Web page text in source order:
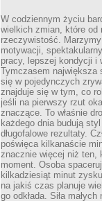
W codziennym życiu
wielkich zmian, które od
rzeczywistość. Marzymy
motywacji,
pracy, lepszej kondycji i
Tymczasem największa
się w pojedynczych
znajduje się w tym, co
jeśli na pierwszy rzut
znaczące. To właśnie
każdego dnia budują
długofalowe rezultaty.
poświęca kilkanaście
znacznie więcej niż ten,
moment. Osoba
kilkadziesiąt minut
na jakiś czas planuje
go odkłada. Siła